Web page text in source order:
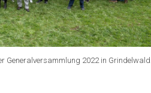
Generalversammlung 2022 in